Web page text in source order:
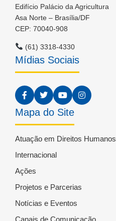
Edifício Palácio da Agricultura
Asa Norte – Brasília/DF
CEP: 70040-908
(61) 3318-4330
Mídias Sociais
Mapa do Site
Atuação em Direitos Humanos
Internacional
Ações
Projetos e Parcerias
Notícias e Eventos
Canais de Comunicação